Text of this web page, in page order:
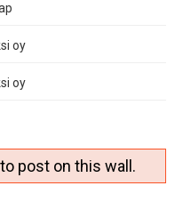
oy
oy
to post on this wall.